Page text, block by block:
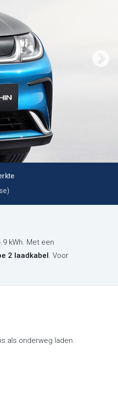
kWh. Met een
2 laadkabel. Voor
als onderweg laden.